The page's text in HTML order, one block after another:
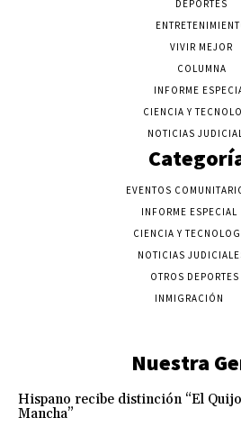
DEPORTES
VIVIR MEJOR
COLUMNA
INFORME
CIENCIA Y
NOTICIAS
EVENTOS
INFORME ESPECIAL
CIENCIA Y
NOTICIAS
OTROS DEPORTES
INMIGRACIÓN
Nuestra
Hispano recibe distinción “El
Mancha”